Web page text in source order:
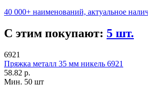
40 000+ наименований, актуальное
С этим покупают: 5 шт.
6921
Пряжка металл 35 мм никель 6921
58.82 р.
Мин. 50 шт